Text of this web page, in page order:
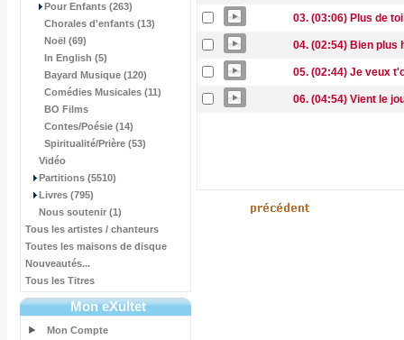
Pour Enfants (263)
Chorales d'enfants (13)
Noël (69)
In English (5)
Bayard Musique (120)
Comédies Musicales (11)
BO Films
Contes/Poésie (14)
Spiritualité/Prière (53)
Vidéo
Partitions (5510)
Livres (795)
Nous soutenir (1)
Tous les artistes / chanteurs
Toutes les maisons de disque
Nouveautés...
Tous les Titres
Mon eXultet
Mon Compte
03. (03:06) Plus de
04. (02:54) Bien plus
05. (02:44) Je veux
06. (04:54) Vient le